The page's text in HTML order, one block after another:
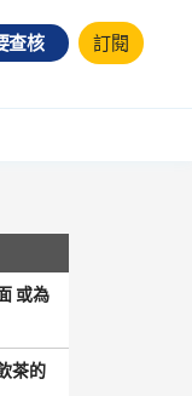
查核 訂閱
或為
茶的